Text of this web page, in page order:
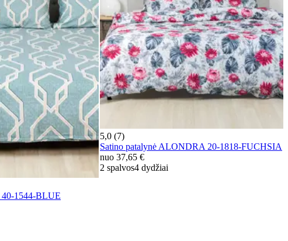
40-1544-BLUE
5,0 (7)
Satino patalynė ALONDRA 20-1818-FUCHSIA
nuo 37,65 €
2 spalvos4 dydžiai